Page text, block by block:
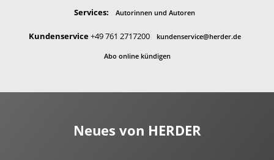
Services: Autorinnen und Autoren
Kundenservice+49 761 2717200 kundenservice@herder.de
Abo online kündigen
Neues von HERDER